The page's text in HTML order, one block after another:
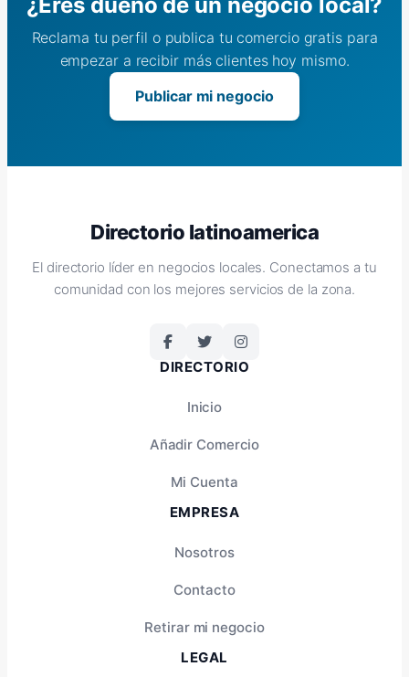
Reclama tu perfil o publica tu comercio gratis para
empezar a recibir más clientes hoy mismo.
Publicar mi negocio
Directorio latinoamerica
El directorio líder en negocios locales. Conectamos a tu
comunidad con los mejores servicios de la zona.
DIRECTORIO
Inicio
Añadir Comercio
Mi Cuenta
EMPRESA
Nosotros
Contacto
Retirar mi negocio
LEGAL